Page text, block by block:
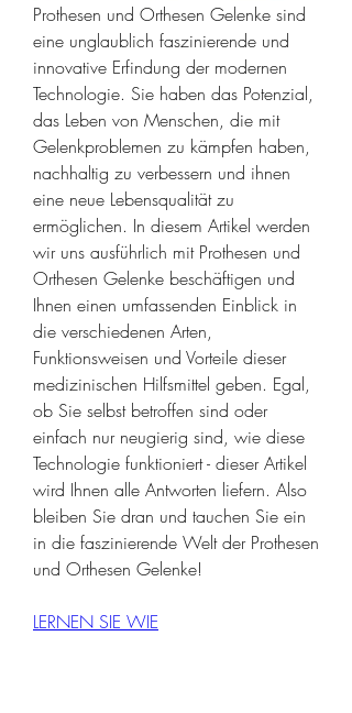
Prothesen und Orthesen Gelenke sind
eine unglaublich faszinierende und
innovative Erfindung der modernen
Technologie. Sie haben das Potenzial,
das Leben von Menschen, die mit
Gelenkproblemen zu kämpfen haben,
nachhaltig zu verbessern und ihnen
eine neue Lebensqualität zu
ermöglichen. In diesem Artikel werden
wir uns ausführlich mit Prothesen und
Orthesen Gelenke beschäftigen und
Ihnen einen umfassenden Einblick in
die verschiedenen Arten,
Funktionsweisen und Vorteile dieser
medizinischen Hilfsmittel geben. Egal,
ob Sie selbst betroffen sind oder
einfach nur neugierig sind, wie diese
Technologie funktioniert - dieser Artikel
wird Ihnen alle Antworten liefern. Also
bleiben Sie dran und tauchen Sie ein
in die faszinierende Welt der Prothesen
und Orthesen Gelenke!
LERNEN SIE WIE